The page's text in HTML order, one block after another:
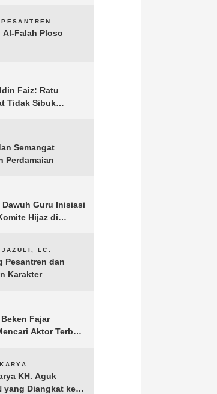
Al-Falah Ploso
Faiz: Ratu
Tidak Sibuk
Rakyatnya
Semangat
Perdamaian
Dawuh Guru Inisiasi
Hijaz di
LC.
Pesantren dan
Karakter
Fajar
Aktor Terbaik
Asy’ari karya KH.
MN
KH. Aguk
yang Diangkat ke